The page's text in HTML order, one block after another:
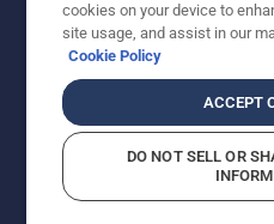
© Husqvarna AB (publ).
getoonde prijzen zijn
tenzij het product
Cookiebeleid
Meld
cookies on your device to
site usage, and assist in our
Cookie Policy
ACCEPT
DO NOT SELL OR